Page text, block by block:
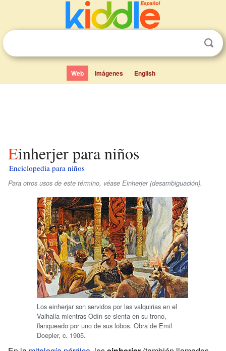
Web Imágenes English
Einherjer para niños
Enciclopedia para niños
Para otros usos de este término, véase Einherjer (desambiguación).
Los einherjar son servidos por las valquirias en el
Valhalla mientras Odín se sienta en su trono,
flanqueado por uno de sus lobos. Obra de Emil
Doepler, c. 1905.